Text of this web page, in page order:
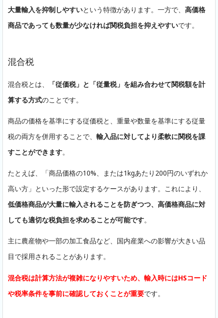
大量輸入を抑制しやすいという特徴があります。一方で、 高価格
商品であっても数量が少なければ関税負担を抑えやすいです。
混合税
混合税とは、
「従価税」と「従量税」を組み合わせて関税額を計
算する方式のことです。
商品の価格を基準にする従価税と、重量や数量を基準にする従量
税の両方を併用することで、 輸入品に対してより柔軟に関税を課
すことができます。
たとえば、「商品価格の10%、または1kgあたり200円のいずれか
高い方」といった形で設定するケースがあります。これにより、
低価格商品が大量に輸入されることを防ぎつつ、高価格商品に対
しても適切な税負担を求めることが可能です。
主に農産物や一部の加工食品など、国内産業への影響が大きい品
目で採用されることがあります。
混合税は計算方法が複雑になりやすいため、輸入時にはHSコード
や税率条件を事前に確認しておくことが重要です。